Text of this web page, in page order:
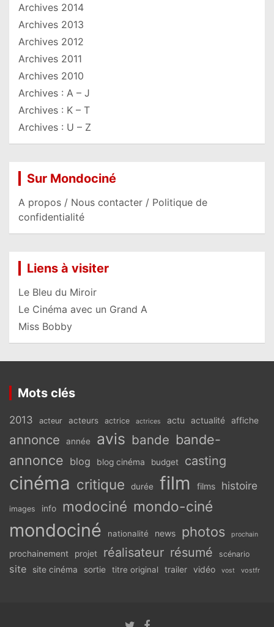
Archives 2014
Archives 2013
Archives 2012
Archives 2011
Archives 2010
Archives : A – J
Archives : K – T
Archives : U – Z
Sur Mondociné
A propos / Nous contacter / Politique de
confidentialité
Liens à visiter
Le Bleu du Miroir
Le Cinéma avec un Grand A
Miss Bobby
Mots clés
2013 acteur acteurs actrice actrices actu actualité affiche
annonce année avis bande bande-
annonce blog blog cinéma budget casting
cinéma critique durée film films histoire
images info modociné mondo-ciné
mondociné nationalité news photos prochain
prochainement projet réalisateur résumé scénario
site site cinéma sortie titre original trailer vidéo vost vostfr